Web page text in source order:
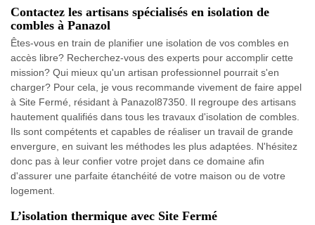
Contactez les artisans spécialisés en isolation de
combles à Panazol
Êtes-vous en train de planifier une isolation de vos combles en
accès libre? Recherchez-vous des experts pour accomplir cette
mission? Qui mieux qu'un artisan professionnel pourrait s'en
charger? Pour cela, je vous recommande vivement de faire appel
à Site Fermé, résidant à Panazol87350. Il regroupe des artisans
hautement qualifiés dans tous les travaux d'isolation de combles.
Ils sont compétents et capables de réaliser un travail de grande
envergure, en suivant les méthodes les plus adaptées. N'hésitez
donc pas à leur confier votre projet dans ce domaine afin
d'assurer une parfaite étanchéité de votre maison ou de votre
logement.
L’isolation thermique avec Site Fermé